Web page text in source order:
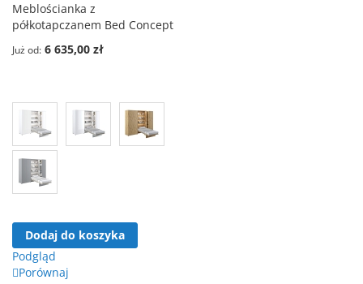
Meblościanka z
półkotapczanem Bed Concept
Już od 6 635,00 zł
Dodaj do koszyka
Podgląd
Porównaj